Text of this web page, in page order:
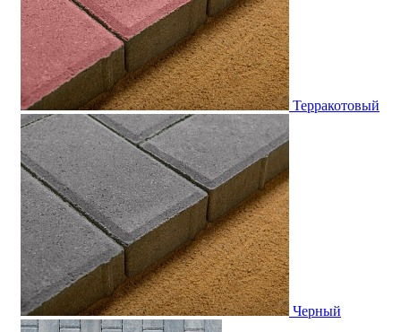
Терракотовый
Черный